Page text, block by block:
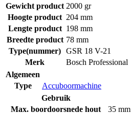
Gewicht product 2000 gr
Hoogte product 204 mm
Lengte product 198 mm
Breedte product 78 mm
Type(nummer) GSR 18 V-21
Merk
Bosch Professional
Algemeen
Type
Accuboormachine
Gebruik
Max. boordoorsnede hout
35 mm